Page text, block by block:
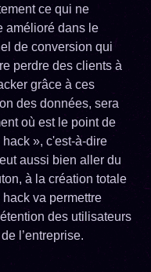
ce qui ne
amélioré dans le
de conversion qui
perdre des clients à
grâce à ces
des données, sera
où est le point de
», c'est-à-dire
aussi bien aller du
à la création totale
va permettre
des utilisateurs
l’entreprise.